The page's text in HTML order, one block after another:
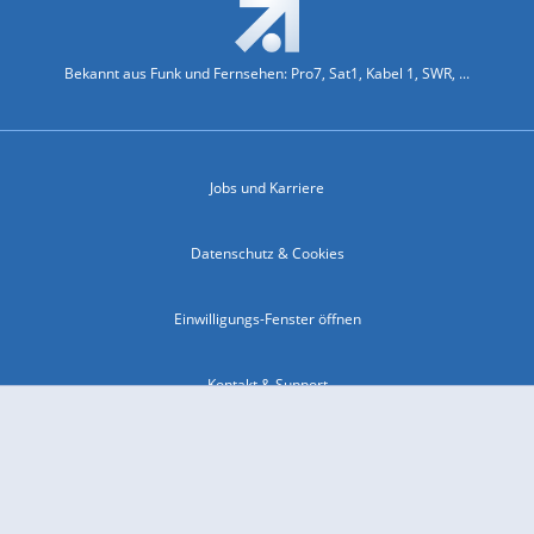
Bekannt aus Funk und Fernsehen: Pro7, Sat1, Kabel 1, SWR, ...
Jobs und Karriere
Datenschutz & Cookies
Einwilligungs-Fenster öffnen
Kontakt & Support